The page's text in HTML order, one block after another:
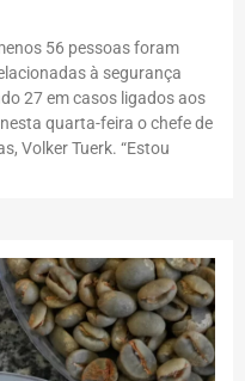
56 pessoas foram
à segurança
27 em casos ligados aos
quarta-feira o chefe de
Volker Tuerk. “Estou